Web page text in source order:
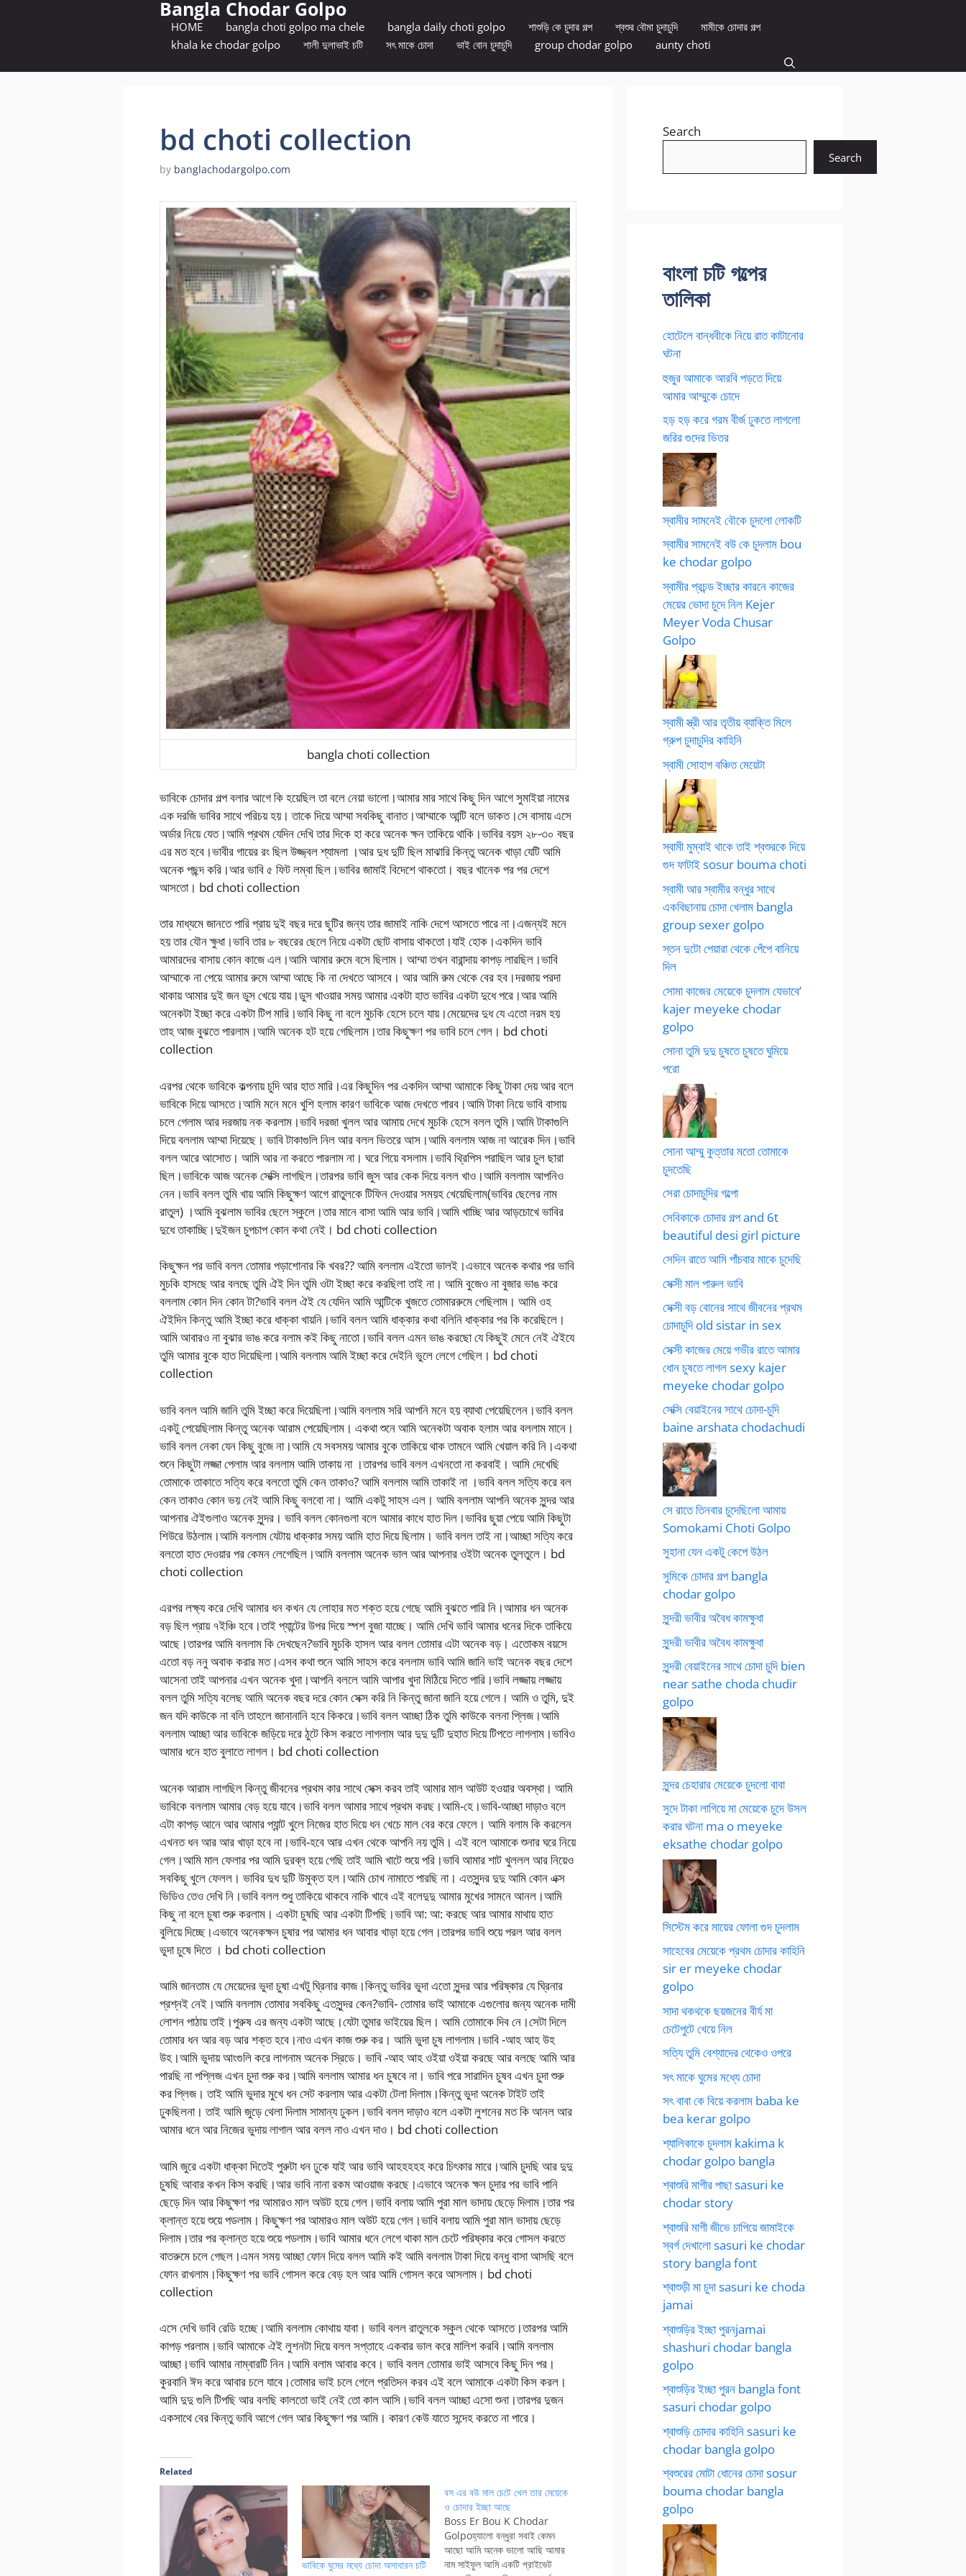
Bangla Chodar Golpo
HOME bangla choti golpo ma chele bangla daily choti golpo শাশুড়ি কে চুদার গল্প শ্বশুর বৌমা চুদাচুদি
মামীকে চোদার গল্প
khala ke chodar golpo
শালী দুলাভাই চটি সৎ মাকে চোদা ভাই বোন চুদাচুদি group chodar golpo aunty choti
bd choti collection
by banglachodargolpo.com
bangla choti collection
ভাবিকে চোদার গল্প বলার আগে কি হয়েছিল তা বলে নেয়া ভালো।আমার মার সাথে কিছু দিন আগে সুমাইয়া নামের
এক দরজি ভাবির সাথে পরিচয় হয়। তাকে দিয়ে আম্মা সবকিছু বানাত।আম্মাকে আন্টি বলে ডাকত।সে বাসায় এসে
অর্ডার নিয়ে যেত।আমি প্রথম যেদিন দেখি তার দিকে হা করে অনেক ক্ষন তাকিয়ে থাকি।ভাবির বয়স ২৮-৩০ বছর
এর মত হবে।ভাবীর গায়ের রং ছিল উজ্জ্বল শ্যামলা ।আর দুধ দুটি ছিল মাঝারি কিন্তু অনেক খাড়া যেটি আমি
অনেক পছন্দ করি।আর ভাবি ৫ ফিট লম্বা ছিল।ভাবির জামাই বিদেশে থাকতো। বছর খানেক পর পর দেশে
আসতো। bd choti collection
তার মাধ্যমে জানতে পারি প্রায় দুই বছর দরে ছুটির জন্য তার জামাই নাকি দেশে আসতে পারে না।এজন্যই মনে
হয় তার যৌন ক্ষুধা।ভাবি তার ৮ বছরের ছেলে নিয়ে একটা ছোট বাসায় থাকতো।যাই হোক।একদিন ভাবি
আমারদের বাসায় কোন কাজে এল।আমি আমার রুমে বসে ছিলাম। আম্মা তখন বারান্দায় কাপড় লারছিল।ভাবি
আম্মাকে না পেয়ে আমার রুমে আম্মা আছে কি না দেখতে আসবে। আর আমি রুম থেকে বের হব।দরজায় পরদা
থাকায় আমার দুই জন ডুস খেয়ে যায়।ডুস খাওয়ার সময় আমার একটা হাত ভাবির একটা দুধে পরে।আর আমি
অনেকটা ইচ্ছা করে একটা টিপ মারি।ভাবি কিছু না বলে মুচকি হেসে চলে যায়।মেয়েদের দুধ যে এতো নরম হয়
তাহ আজ বুঝতে পারলাম।আমি অনেক হট হয়ে গেছিলাম।তার কিছুক্ষণ পর ভাবি চলে গেল। bd choti
collection
এরপর থেকে ভাবিকে কল্পনায় চুদি আর হাত মারি।এর কিছুদিন পর একদিন আম্মা আমাকে কিছু টাকা দেয় আর বলে
ভাবিকে দিয়ে আসতে।আমি মনে মনে খুশি হলাম কারণ ভাবিকে আজ দেখতে পারব।আমি টাকা নিয়ে ভাবি বাসায়
চলে গেলাম আর দরজায় নক করলাম।ভাবি দরজা খুলল আর আমায় দেখে মুচকি হেসে বলল তুমি।আমি টাকাগুলি
দিয়ে বললাম আম্মা দিয়েছে। ভাবি টাকাগুলি নিল আর বলল ভিতরে আস।আমি বললাম আজ না আরেক দিন।ভাবি
বলল আরে আসোত। আমি আর না করতে পারলাম না। ঘরে গিয়ে বসলাম।ভাবি থ্রিপিস পরাছিল আর চুল ছারা
ছিল।ভাবিকে আজ অনেক সেক্সি লাগছিল।তারপর ভাবি জুস আর কেক দিয়ে বলল খাও।আমি বললাম আপনিও
নেন।ভাবি বলল তুমি খায় আমি কিছুক্ষণ আগে রাতুলকে টিফিন দেওয়ার সময়হ খেয়েছিলাম(ভাবির ছেলের নাম
রাতুল) ।আমি বুঝলাম ভাবির ছেলে স্কুলে।তার মানে বাসা আমি আর ভাবি।আমি খাচ্ছি আর আড়চোখে ভাবির
দুধে তাকাচ্ছি।দুইজন চুপচাপ কোন কথা নেই। bd choti collection
কিছুক্ষন পর ভাবি বলল তোমার পড়াশোনার কি খবর?? আমি বললাম এইতো ভালই।এভাবে অনেক কথার পর ভাবি
মুচকি হাসছে আর বলছে তুমি ঐই দিন তুমি ওটা ইচ্ছা করে করছিলা তাই না। আমি বুজেও না বুজার ভাঙ করে
বললাম কোন দিন কোন টা?ভাবি বলল ঐই যে যেদিন আমি আন্টিকে খুজতে তোমাররুমে গেছিলাম। আমি ওহ
ঐইদিন কিন্তু আমি ইচ্ছা করে ধাক্কা খায়নি।ভাবি বলল আমি ধাক্কার কথা বলিনি ধাক্কার পর কি করেছিলে।
আমি আবারও না বুঝার ভাঙ করে বলাম কই কিছু নাতো।ভাবি বলল এমন ভাঙ করছো যে কিছুই মেনে নেই ঐইযে
তুমি আমার বুকে হাত দিয়েছিলা।আমি বললাম আমি ইচ্ছা করে দেইনি ভুলে লেগে গেছিল। bd choti
collection
ভাবি বলল আমি জানি তুমি ইচ্ছা করে দিয়েছিলা।আমি বললাম সরি আপনি মনে হয় ব্যাথা পেয়েছিলেন।ভাবি বলল
একটু পেয়েছিলাম কিন্তু অনেক আরাম পেয়েছিলাম। একথা শুনে আমি অনেকটা অবাক হলাম আর বললাম মানে।
ভাবি বলল নেকা যেন কিছু বুজে না।আমি যে সবসময় আমার বুকে তাকিয়ে থাক তামনে আমি খেয়াল করি নি।একথা
শুনে কিছুটা লজ্জা পেলাম আর বললাম আমি তাকায় না ।তারপর ভাবি বলল এখনতো না করবাই। আমি দেখেছি
তোমাকে তাকাতে সত্যি করে বলতো তুমি কেন তাকাও? আমি বললাম আমি তাকাই না ।ভাবি বলল সত্যি করে বল
কেন তাকাও কোন ভয় নেই আমি কিছু বলবো না। আমি একটু সাহস এল। আমি বললাম আপনি অনেক সুন্দর আর
আপনার ঐইগুলাও অনেক সুন্দর। ভাবি বলল কোনগুলা বলে আমার কাধে হাত দিল।ভাবির ছুয়া পেয়ে আমি কিছুটা
শিউরে উঠলাম।আমি বললাম যেটায় ধাক্কার সময় আমি হাত দিয়ে ছিলাম। ভাবি বলল তাই না।আচ্ছা সত্যি করে
বলতো হাত দেওয়ার পর কেমন লেগেছিল।আমি বললাম অনেক ভাল আর আপনার ওইটা অনেক তুলতুলে। bd
choti collection
এরপর লক্ষ্য করে দেখি আমার ধন কখন যে লোহার মত শক্ত হয়ে গেছে আমি বুঝতে পারি নি।আমার ধন অনেক
বড় ছিল প্রায় ৭ইঞ্চি হবে।তাই প্যান্টের উপর দিয়ে স্পশ বুজা যাচ্ছে। আমি দেখি ভাবি আমার ধনের দিকে তাকিয়ে
আছে।তারপর আমি বললাম কি দেখছেন?ভাবি মুচকি হাসল আর বলল তোমার এটা অনেক বড়। এতোকম বয়সে
এতো বড় ননু অবাক করার মত।এসব কথা শুনে আমি সাহস করে বললাম ভাবি আমি জানি ভাই অনেক বছর দেশে
আসেনা তাই আপনার এখন অনেক খুদা।আপনি বললে আমি আপার খুদা মিঠিয়ে দিতে পারি।ভাবি লজ্জায় লজ্জায়
বলল তুমি সত্যি বলেছ আমি অনেক বছর দরে কোন সেক্স করি নি কিন্তু জানা জানি হয়ে গেলে। আমি ও তুমি, দুই
জন যদি কাউকে না বলি তাহলে জানানানি হবে কিকরে।ভাবি বলল আচ্ছা ঠিক তুমি কাউকে বলনা প্লিজ।আমি
বললাম আচ্ছা আর ভাবিকে জড়িয়ে দরে ঠুটে কিস করতে লাগলাম আর দুদু দুটি দুহাত দিয়ে টিপতে লাগলাম।ভাবিও
আমার ধনে হাত বুলাতে লাগল। bd choti collection
অনেক আরাম লাগছিল কিন্তু জীবনের প্রথম কার সাথে সেক্স করব তাই আমার মাল আউট হওয়ার অবস্থা। আমি
ভাবিকে বললাম আমার বেড় হয়ে যাবে।ভাবি বলল আমার সাথে প্রথম করছ।আমি-হে।ভাবি-আচ্ছা দাড়াও বলে
এটা কাপড় আনে আর আমার প্যান্ট খুলে নিজের হাত দিয়ে ধন খেচে মাল বের করে ফেলে। আমি বলাম কি করলেন
এখনত ধন আর আর খাড়া হবে না।ভাবি-হবে আর এখন থেকে আপনি নয় তুমি। এই বলে আমাকে শুনার ঘরে নিয়ে
গেল।আমি মাল ফেলার পর আমি দুরব্ল হয়ে গেছি তাই আমি খাটে শুয়ে পরি।ভাবি আমার শাট খুললল আর নিয়েও
সবকিছু খুলে ফেলল। ভাবির দুধ দুটি উমুক্ত হল।আমি চোখ নামাতে পারছি না। এতসুন্দর দুদু আমি কোন এক্স
ভিডিও তেও দেখি নি।ভাবি বলল শুধু তাকিয়ে থাকবে নাকি খাবে এই বলেদুদু আমার মুখের সামনে আনল।আমি
কিছু না বলে চুষা শুরু করলাম। একটা চুষছি আর একটা টিপছি।ভাবি আ: আ: করছে আর আমার মাথায় হাত
বুলিয়ে দিচ্ছে।এভাবে অনেকক্ষন চুষার পর আমার ধন আবার খাড়া হয়ে গেল।তারপর ভাবি শুয়ে পরল আর বলল
ভুদা চুষে দিতে । bd choti collection
আমি জানতাম যে মেয়েদের ভুদা চুষা এখটু ঘ্রিনার কাজ।কিন্তু ভাবির ভুদা এতো সুন্দর আর পরিষ্কার যে ঘ্রিনার
প্রশ্নই নেই।আমি বললাম তোমার সবকিছু এতসুন্দর কেন?ভাবি- তোমার ভাই আমাকে এগুলোর জন্য অনেক দামী
লোশন পাঠায় তাই।পুরুষ এর জন্য একটা আছে।যেটা তুমার ভাইয়ের ছিল। আমি তোমাকে দিব নে।সেটা দিলে
তোমার ধন আর বড় আর শক্ত হবে।নাও এখন কাজ শুরু কর। আমি ভুদা চুষ লাগলাম।ভাবি -আহ আহ উহ
উহ।আমি ভুদায় আংগুলি করে লাগনাম অনেক স্রিডে। ভাবি -আহ আহ ওইয়া ওইয়া করছে আর বলছে আমি আর
পারছি না পপ্লিজ এখন চুদা শুরু কর।আমি বললাম আমার ধন চুষবে না। ভাবি পরে সারাদিন চুষব এখন চুদা শুরু
কর প্লিজ। তাই আমি ভুদার মুখে ধন সেট করলাম আর একটা টেলা দিলাম।কিন্তু ভুদা অনেক টাইট তাই
ঢুকছিলনা। তাই আমি জুড়ে থেলা দিলাম সামান্য ঢুকল।ভাবি বলল দাড়াও বলে একটা লুশনের মত কি আনল আর
আমার ধনে আর নিজের ভুদায় লাগাল আর বলল নাও এখন দাও। bd choti collection
আমি জুরে একটা ধাক্কা দিতেই পুরুটা ধন ঢুকে যাই আর ভাবি আহহহহহ করে চিৎকার মারে।আমি চুদছি আর দুদু
চুষছি আবার কখন কিস করছি।আর ভাবি নানা রকম আওয়াজ করছে।এভাবে অনেক ক্ষন চুদার পর ভাবি পানি
ছেড়ে দিন আর কিছুক্ষণ পর আমারও মাল অউট হয়ে গেল।ভাবি বলায় আমি পুরা মাল ভাদায় ছেড়ে দিলাম।তার পর
ক্লান্ত হয়ে শুয়ে পডলাম। কিছুক্ষণ পর আমারও মাল অউট হয়ে গেল।ভাবি বলায় আমি পুরা মাল ভাদায় ছেড়ে
দিলাম।তার পর ক্লান্ত হয়ে শুয়ে পডলাম।ভাবি আমার ধনে লেগে থাকা মাল চেটে পরিষ্কার করে গোসল করতে
বাতরুমে চলে গেছল।এমন সময় আচ্ছা ফোন দিয়ে বলল আমি কই আমি বললাম টাকা দিয়ে বন্ধু বাসা আসছি বলে
ফোন রাখলাম।কিছুক্ষণ পর ভাবি গোসল করে বেড় হল আর আমি গোসল করে আসলাম। bd choti
collection
এসে দেখি ভাবি রেডি হচ্ছে।আমি বললাম কোথায় যাবা। ভাবি বলল রাতুলকে স্কুল থেকে আসতে।তারপর আমি
কাপড় পরলাম।ভাবি আমাকে ঐই লুশনটা দিয়ে বলল সপ্তাহে একবার ভাল করে মালিশ করবি।আমি বললাম
আচ্ছা।ভাবি আমার নাম্বারটি নিন।আমি বলাম আবার কবে। ভাবি বলল তোমার ভাই আসবে কিছু দিন পর।
কুরবানি ঈদ করে আবার চলে যাবে।তোমার ভাই চলে গেলে প্রতিদন করব এই বলে আমাকে একটা কিস করল।
আমি দুদু গুলি টিপছি আর বলছি কালতো ভাই নেই তো কাল আসি।ভাবি বলল আচ্ছা এসো শুনা।তারপর দুজন
একসাথে বের কিন্তু ভাবি আগে গেল আর কিছুক্ষণ পর আমি। কারণ কেউ যাতে সন্দেহ করতে না পারে।
Related
ভাবিকে ঘুমের মধ্যে চোদা অসাধারন চটি
বস এর বউ মাল চেটে খেল তার মেয়েকে
ও চোদার ইচ্ছা আছে
Boss Er Bou K Chodar
Golpoহ্যালো বন্ধুরা সবাই কেমন
আছো আমি অনেক ভালো আছি আমার
নাম সাইফুল আমি একটি প্রাইভেট
Search
Search
বাংলা চটি গল্পের
তালিকা
হোটেলে বান্ধবীকে নিয়ে রাত কাটানোর
ঘটনা
হুজুর আমাকে আরবি পড়তে দিয়ে
আমার আম্মুকে চোদে
হড় হড় করে গরম বীর্জ ঢুকতে লাগলো
জরির গুদের ভিতর
স্বামীর সামনেই বৌকে চুদলো লোকটি
স্বামীর সামনেই বউ কে চুদলাম bou
ke chodar golpo
স্বামীর প্রচন্ড ইচ্ছার কারনে কাজের
মেয়ের ভোদা চুদে নিল Kejer
Meyer Voda Chusar
Golpo
স্বামী স্ত্রী আর তৃতীয় ব্যাক্তি মিলে
গ্রুপ চুদাচুদির কাহিনি
স্বামী সোহাগ বঞ্চিত মেয়েটা
স্বামী মুম্বাই থাকে তাই শ্বশুরকে দিয়ে
গুদ ফাটাই sosur bouma choti
স্বামী আর স্বামীর বন্ধুর সাথে
একবিছানায় চোদা খেলাম bangla
group sexer golpo
স্তন দুটো পেয়ারা থেকে পেঁপে বানিয়ে
দিল
সোমা কাজের মেয়েকে চুদলাম যেভাবে’
kajer meyeke chodar
golpo
সোনা তুমি দুদু চুষতে চুষতে ঘুমিয়ে
পরো
সোনা আম্মু কুত্তার মতো তোমাকে
চুদতেছি
সেরা চোদাচুদির গল্পো
সেবিকাকে চোদার গল্প and 6t
beautiful desi girl picture
সেদিন রাতে আমি পাঁচবার মাকে চুদেছি
সেক্সী মাল পারুল ভাবি
সেক্সী বড় বোনের সাথে জীবনের প্রথম
চোদাচুদি old sistar in sex
সেক্সী কাজের মেয়ে গভীর রাতে আমার
ধোন চুষতে লাগল sexy kajer
meyeke chodar golpo
সেক্সি বেয়াইনের সাথে চোদা-চুদি
baine arshata chodachudi
সে রাতে তিনবার চুদেছিলো আমায়
Somokami Choti Golpo
সুহানা যেন একটু কেপে উঠল
সুমিকে চোদার গল্প bangla
chodar golpo
সুন্দরী ভাবীর অবৈধ কামক্ষুধা
সুন্দরী ভাবীর অবৈধ কামক্ষুধা
সুন্দরী বেয়াইনের সাথে চোদা চুদি bien
near sathe choda chudir
golpo
সুন্দর চেহারার মেয়েকে চুদলো বাবা
সুদে টাকা লাগিয়ে মা মেয়েকে চুদে উসল
করার ঘটনা ma o meyeke
eksathe chodar golpo
সিস্টেম করে মায়ের ফোলা গুদ চুদলাম
সাহেবের মেয়েকে প্রথম চোদার কাহিনি
sir er meyeke chodar
golpo
সাদা থকথকে ছয়জনের বীর্য মা
চেটেপুটে খেয়ে নিল
সত্যি তুমি বেশ্যাদের থেকেও ওপরে
সৎ মাকে ঘুমের মধ্যে চোদা
সৎ বাবা কে বিয়ে করলাম baba ke
bea kerar golpo
শ্যালিকাকে চুদলাম kakima k
chodar golpo bangla
শ্বাশুরি মাগীর পাছা sasuri ke
chodar story
শ্বাশুরি মাগী জীভে চাপিয়ে জামাইকে
স্বর্গ দেখালো sasuri ke chodar
story bangla font
শ্বাশুড়ী মা চুদা sasuri ke choda
jamai
শ্বাশুড়ির ইচ্ছা পুরনjamai
shashuri chodar bangla
golpo
শ্বাশুড়ির ইচ্ছা পুরন bangla font
sasuri chodar golpo
শ্বাশুড়ি চোদার কাহিনি sasuri ke
chodar bangla golpo
শ্বশুরের মোটা ধোনের চোদা sosur
bouma chodar bangla
golpo